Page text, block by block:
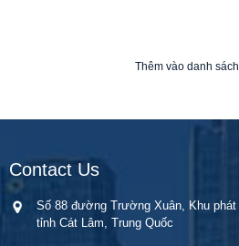
Thêm vào danh
Contact Us
Số 88 đường Trường Xuân, Khu phát
tỉnh Cát Lâm, Trung Quốc